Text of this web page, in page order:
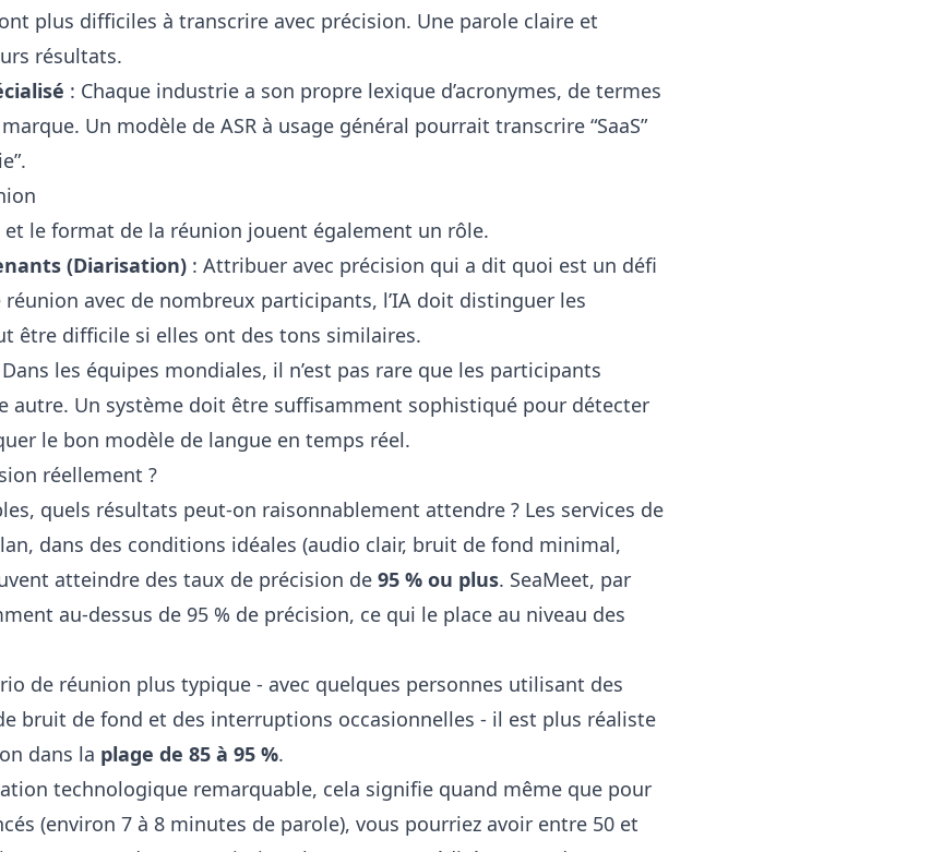
plus difficiles à transcrire avec précision. Une parole claire et
résultats.
: Chaque industrie a son propre lexique d’acronymes, de termes
Un modèle de ASR à usage général pourrait transcrire “SaaS”
le format de la réunion jouent également un rôle.
(Diarisation) : Attribuer avec précision qui a dit quoi est un défi
avec de nombreux participants, l’IA doit distinguer les
être difficile si elles ont des tons similaires.
les équipes mondiales, il n’est pas rare que les participants
autre. Un système doit être suffisamment sophistiqué pour détecter
le bon modèle de langue en temps réel.
réellement ?
quels résultats peut-on raisonnablement attendre ? Les services de
dans des conditions idéales (audio clair, bruit de fond minimal,
atteindre des taux de précision de 95 % ou plus. SeaMeet, par
au-dessus de 95 % de précision, ce qui le place au niveau des
de réunion plus typique - avec quelques personnes utilisant des
bruit de fond et des interruptions occasionnelles - il est plus réaliste
dans la plage de 85 à 95 %.
technologique remarquable, cela signifie quand même que pour
(environ 7 à 8 minutes de parole), vous pourriez avoir entre 50 et